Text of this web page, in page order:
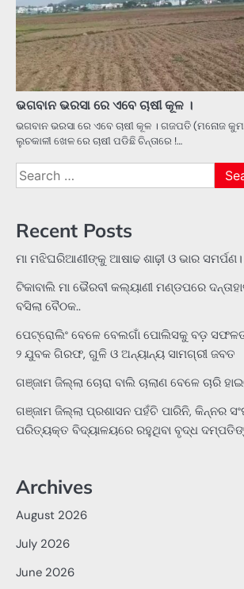
ଭଗବାନ ଭରସା ରେ ଏବେ ଚାଷୀ କୂଳ ।
ଭଗବାନ ଭରସା ରେ ଏବେ ଚାଷୀ କୂଳ । ଗଜପତି (ମନୋଜ
ଲୁଚକାଳୀ ଖେଳ ରେ ଚାଷୀ ପଡିଛି ଚିନ୍ତାରେ !…
Search
for:
Recent Posts
ମା ମଝିଘରିଆଣୀଙ୍କୁ ଆଷାଢ ଶାଢ଼ୀ ଓ ଭାର ସମର୍ପଣ।
ଟିକାବାଲି ମା ଭୈରବୀ କଲ୍ୟାଣୀ ମଣ୍ଡପରେ
ବସିଲା ବୈଠକ..
ପେଟ୍ରୋଲିଂ ବେଳେ ବେଲଗାଁ ପୋଲିସକୁ ବଡ଼
୨ ଯୁବକ ଗିରଫ, ଗୁଳି ଓ ଅନ୍ୟାନ୍ୟ ସାମଗ୍ରୀ ଜବତ
ଗଞ୍ଜାମ ଜିଲ୍ଲା ଚୋରା ବାଲି ଚାଲାଣ ବେଳେ ଚାରି
ଗଞ୍ଜାମ ଜିଲ୍ଲା ପ୍ରଶାସନ ପହଁଚି ପାରିନି, କିନ୍ନର
ପରିତ୍ୟକ୍ତ ବିଦ୍ୟାଳୟରେ ରହୁଥିବା ବୃଦ୍ଧ
Archives
August 2026
July 2026
June 2026